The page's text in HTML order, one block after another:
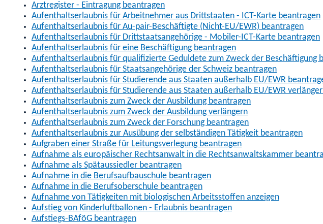
Arztregister - Eintragung beantragen
Aufenthaltserlaubnis für Arbeitnehmer aus Drittstaaten - ICT-Karte beantragen
Aufenthaltserlaubnis für Au-pair-Beschäftigte (Nicht-EU/EWR) beantragen
Aufenthaltserlaubnis für Drittstaatsangehörige - Mobiler-ICT-Karte beantragen
Aufenthaltserlaubnis für eine Beschäftigung beantragen
Aufenthaltserlaubnis für qualifizierte Geduldete zum Zweck der Beschäftigung
Aufenthaltserlaubnis für Staatsangehörige der Schweiz beantragen
Aufenthaltserlaubnis für Studierende aus Staaten außerhalb EU/EWR
Aufenthaltserlaubnis für Studierende aus Staaten außerhalb EU/EWR
Aufenthaltserlaubnis zum Zweck der Ausbildung beantragen
Aufenthaltserlaubnis zum Zweck der Ausbildung verlängern
Aufenthaltserlaubnis zum Zweck der Forschung beantragen
Aufenthaltserlaubnis zur Ausübung der selbständigen Tätigkeit beantragen
Aufgraben einer Straße für Leitungsverlegung beantragen
Aufnahme als europäischer Rechtsanwalt in die Rechtsanwaltskammer
Aufnahme als Spätaussiedler beantragen
Aufnahme in die Berufsaufbauschule beantragen
Aufnahme in die Berufsoberschule beantragen
Aufnahme von Tätigkeiten mit biologischen Arbeitsstoffen anzeigen
Aufstieg von Kinderluftballonen - Erlaubnis beantragen
Aufstiegs-BAföG beantragen